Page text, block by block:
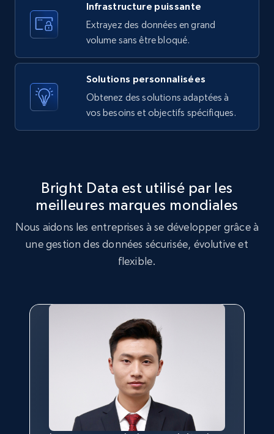
Amazon products search
Asin, URL, Name, Sponsored, Initial price, Final
price, Currency, Sold, and more.
181+ Essai gratuit
and more.
URL, Product id, Title, Product description,
Rating, Reviews count, Initial price, Discount,
175+
Target - Discover products by category url
Infrastructure puissante
Extrayez des données en grand
volume sans être bloqué.
Solutions personnalisées
Obtenez des solutions adaptées à
vos besoins et objectifs spécifiques.
Bright Data est utilisé par les
meilleures marques mondiales
Nous aidons les entreprises à se développer grâce à
une gestion des données sécurisée, évolutive et
flexible.